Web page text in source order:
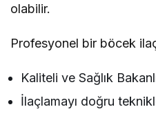
olabilir.
Profesyonel bir böcek
Kaliteli ve Sağlık
İlaçlamayı doğru